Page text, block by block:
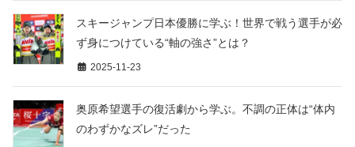
スキージャンプ日本優勝に学ぶ！世界で戦う選手が必
ず身につけている“軸の強さ”とは？
2025-11-23
奥原希望選手の復活劇から学ぶ。不調の正体は“体内
のわずかなズレ”だった